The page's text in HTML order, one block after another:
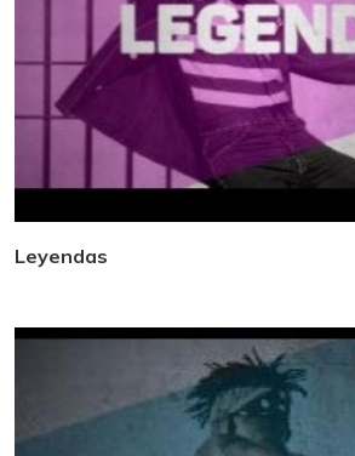
Leyendas